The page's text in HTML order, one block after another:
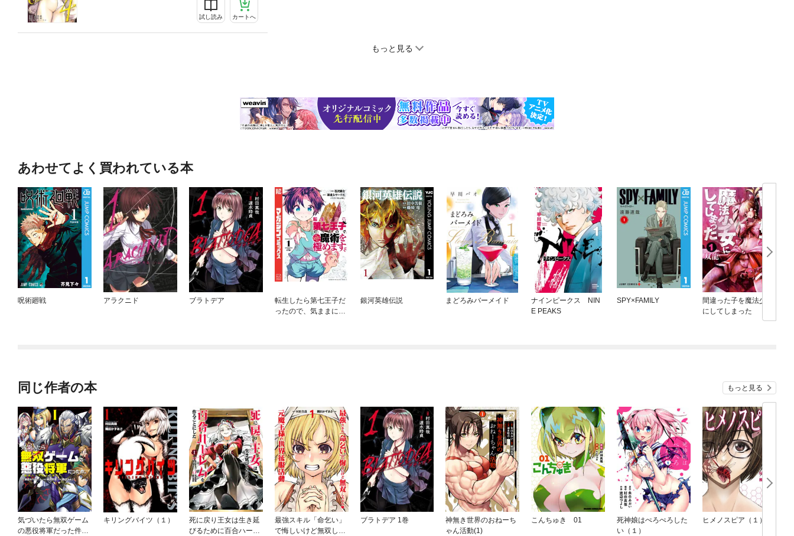
試し読み カートへ
もっと見る
あわせてよく買われている本
呪術廻戦 アラクニド ブラトデア
転生したら第七王子だ
ったので、気ままに魔
銀河英雄伝説 まどろみバーメイド
ナインピークス NIN
E PEAKS
SPY×FAMILY
間違った子を魔法少女
にしてしまった
同じ作者の本 もっと見る
気づいたら無双ゲーム
の悪役将軍だった件。
キリングバイツ（１）
死に戻り王女は生き延
びるために百合ハーレ
最強スキル「命乞い」
で悔しいけど無双しち
ブラトデア 1巻
神無き世界のおねーち
ゃん活動(1)
こんちゅき 01
死神娘はぺろぺろした
い（１）
ヒメノスピア（１）